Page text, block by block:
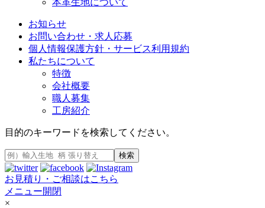
本革生地について
お知らせ
お問い合わせ・求人応募
個人情報保護方針・サービス利用規約
私たちについて
特徴
会社概要
職人募集
工房紹介
目的のキーワードを検索してください。
検索
お見積り・ご相談はこちら
メニュー開閉
×